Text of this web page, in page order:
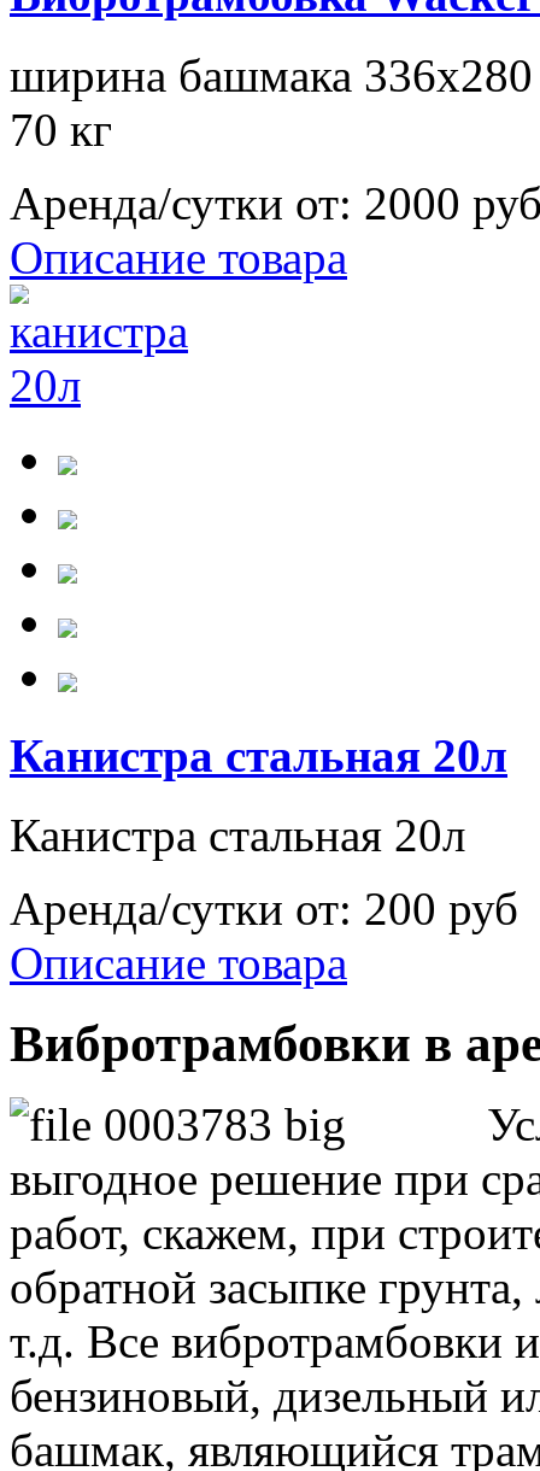
ширина башмака 336х280
70 кг
Аренда/сутки от: 2000
Описание товара
Канистра стальная 20л
Канистра стальная 20л
Аренда/сутки от: 200 руб
Описание товара
Вибротрамбовки в
выгодное решение при
работ, скажем, при
обратной засыпке
т.д. Все вибротрамбовки
бензиновый, дизельный
башмак, являющийся